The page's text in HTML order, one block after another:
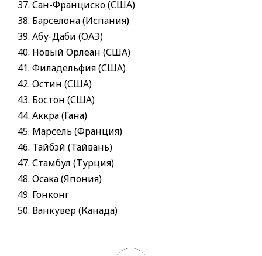
Сан-Франциско (США)
Барселона (Испания)
Абу-Даби (ОАЭ)
Новый Орлеан (США)
Филадельфия (США)
Остин (США)
Бостон (США)
Аккра (Гана)
Марсель (Франция)
Тайбэй (Тайвань)
Стамбул (Турция)
Осака (Япония)
Гонконг
Ванкувер (Канада)